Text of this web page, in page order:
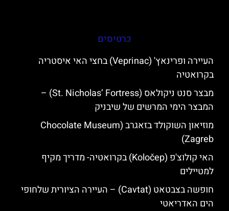
כרטיסים
העיירה ופרינאץ' (Veprinac) בחצי האי איסטריה
בקרואטיה
מבצר סנט ניקולאס (St. Nicholas’ Fortress) –
המבצר הימי המרשים של שיבניק
מוזיאון השוקולד בזאגרב (Chocolate Museum
Zagreb)
האי קולוצ'פ (Koločep) בקרואטיה- מדריך מקיף
למטיילים
חופשה בצבטאט (Cavtat) – העיירה הציורית שלחופי
הים האדריאטי